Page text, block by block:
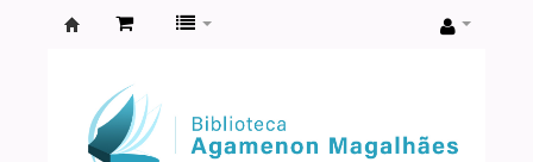
Agamenon
Magalhães